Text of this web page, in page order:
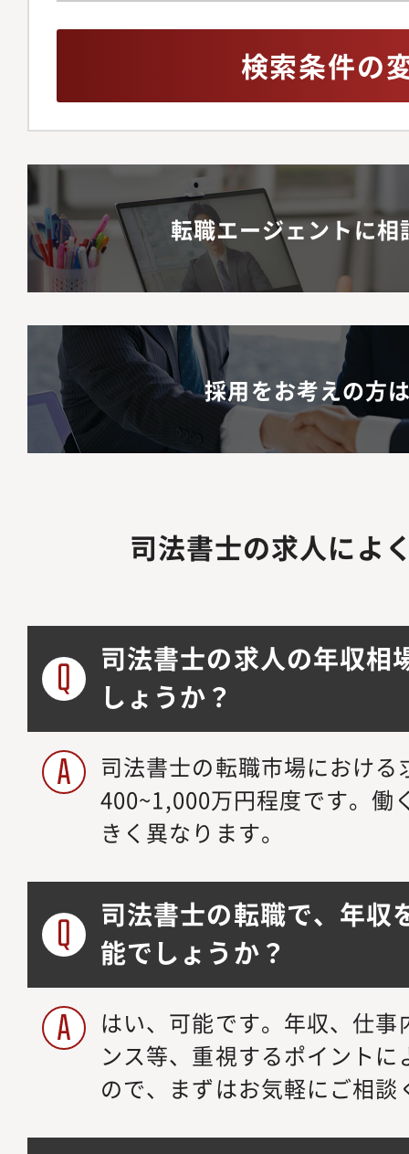
検索条件の
転職エージェントに相
採用をお考えの方
司法書士の求人によ
司法書士の求人の年収相
しょうか？
司法書士の転職市場におけ
400~1,000万円程度です。働
きく異なります。
司法書士の転職で、年収
能でしょうか？
はい、可能です。年収、仕
ンス等、重視するポイント
ので、まずはお気軽にご相談